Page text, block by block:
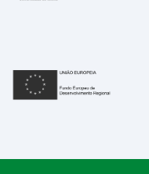
República Portuguesa